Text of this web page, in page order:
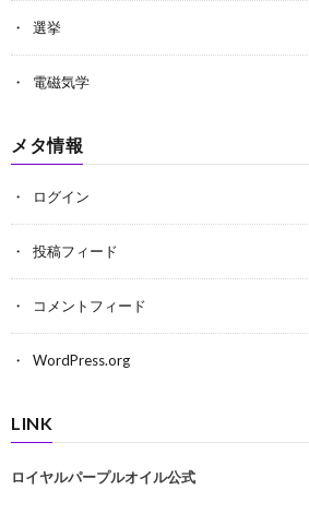
選挙
電磁気学
メタ情報
ログイン
投稿フィード
コメントフィード
WordPress.org
LINK
ロイヤルパープルオイル公式